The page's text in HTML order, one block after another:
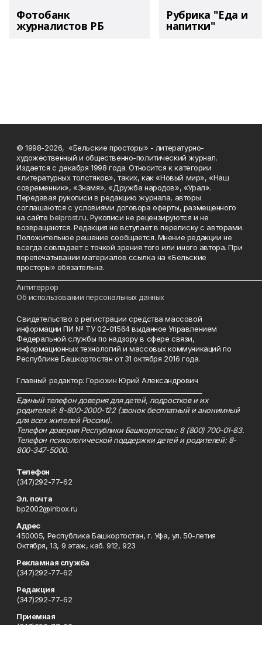
Фотобанк
журналистов РБ
Рубрика "Еда и
напитки"
© 1998-2026, «Бельские просторы» - литературно-
художественный и общественно-политический журнал.
Издается с декабря 1998 года. Относится к категории
«литературных толстяков», таких, как «Новый мир», «Наш
современник», «Знамя», «Дружба народов», «Урал».
Передавая рукописи в редакцию журнала, авторы
соглашаются с условиями договора оферты, размещенного
на сайтеbelprost.ru. Рукописи не рецензируются и не
возвращаются. Редакция не вступает в переписку с авторами.
Положительное решение сообщается. Мнение редакции не
всегда совпадает с точкой зрения того или иного автора. При
перепечатывании материалов ссылка на «Бельские
просторы» обязательна.
Антитеррор
Об использовании персональных данных
Свидетельство о регистрации средства массовой
информации ПИ № ТУ 02-01564 выданное Управлением
Федеральной службы по надзору в сфере связи,
информационных технологий и массовых коммуникаций по
Республике Башкортостан от 31 октября 2016 года.
Главный редактор: Горюхин Юрий Александрович
Единый телефон доверия для детей, подростков и их
родителей: 8-800-2000-122 (звонок бесплатный и анонимный
для всех жителей России).
Телефон доверия Республики Башкортостан: 8 (800) 700-01-83.
Телефон психологической поддержки детей и родителей: 8-
800-347-5000.
Телефон
(347)292-77-62
Эл. почта
bp2002@inbox.ru
Адрес
450005, Республика Башкортостан, г. Уфа, ул. 50-летия
Октября, 13, 9 этаж, каб. 912, 923
Рекламная служба
(347)292-77-62
Редакция
(347)292-77-62
Приемная
(347)292-77-62